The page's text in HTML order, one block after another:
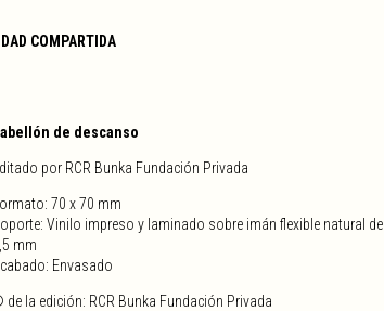
COMPARTIDA
de descanso
por RCR Bunka Fundación Privada
70 x 70 mm
Vinilo impreso y laminado sobre imán flexible natural de
mm
Envasado
de la edición: RCR Bunka Fundación Privada